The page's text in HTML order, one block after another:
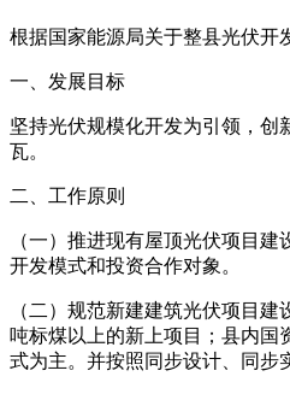
根据国家能源局关于整县光伏开
一、发展目标
坚持光伏规模化开发为引领，创
瓦。
二、工作原则
（一）推进现有屋顶光伏项目
开发模式和投资合作对象。
（二）规范新建建筑光伏项目
吨标煤以上的新上项目；县内国
式为主。并按照同步设计、同步